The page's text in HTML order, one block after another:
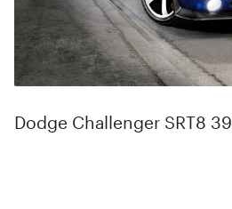
Dodge Challenger SRT8